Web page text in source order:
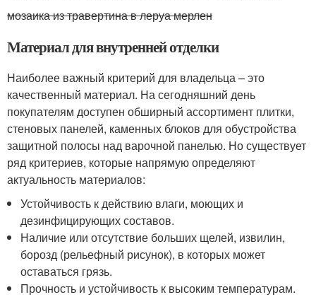
мозаика из травертина в леруа мерлен
Материал для внутренней отделки
Наиболее важный критерий для владельца – это
качественный материал. На сегодняшний день
покупателям доступен обширный ассортимент плитки,
стеновых панелей, каменных блоков для обустройства
защитной полосы над варочной панелью. Но существует
ряд критериев, которые напрямую определяют
актуальность материалов:
Устойчивость к действию влаги, моющих и
дезинфицирующих составов.
Наличие или отсутствие больших щелей, извилин,
борозд (рельефный рисунок), в которых может
оставаться грязь.
Прочность и устойчивость к высоким температурам.